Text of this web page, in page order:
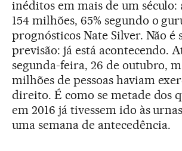
inéditos em mais de um
154 milhões, 65% segundo o
prognósticos Nate Silver. Não é
previsão: já está acontecendo.
segunda-feira, 26 de outubro,
milhões de pessoas haviam
direito. É como se metade dos
em 2016 já tivessem ido às
uma semana de antecedência.